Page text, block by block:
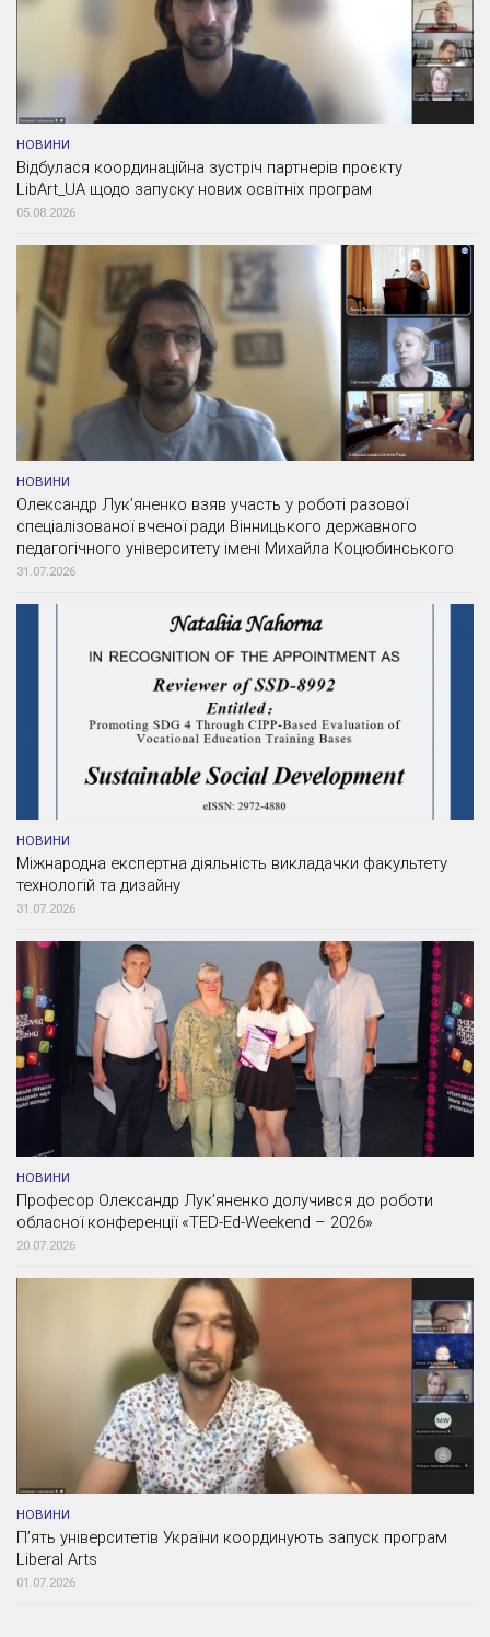
НОВИНИ
Відбулася координаційна зустріч партнерів проєкту
LibArt_UA щодо запуску нових освітніх програм
05.08.2026
НОВИНИ
Олександр Лук’яненко взяв участь у роботі разової
спеціалізованої вченої ради Вінницького державного
педагогічного університету імені Михайла Коцюбинського
31.07.2026
НОВИНИ
Міжнародна експертна діяльність викладачки факультету
технологій та дизайну
31.07.2026
НОВИНИ
Професор Олександр Лук’яненко долучився до роботи
обласної конференції «TED-Ed-Weekend – 2026»
20.07.2026
НОВИНИ
П’ять університетів України координують запуск програм
Liberal Arts
01.07.2026